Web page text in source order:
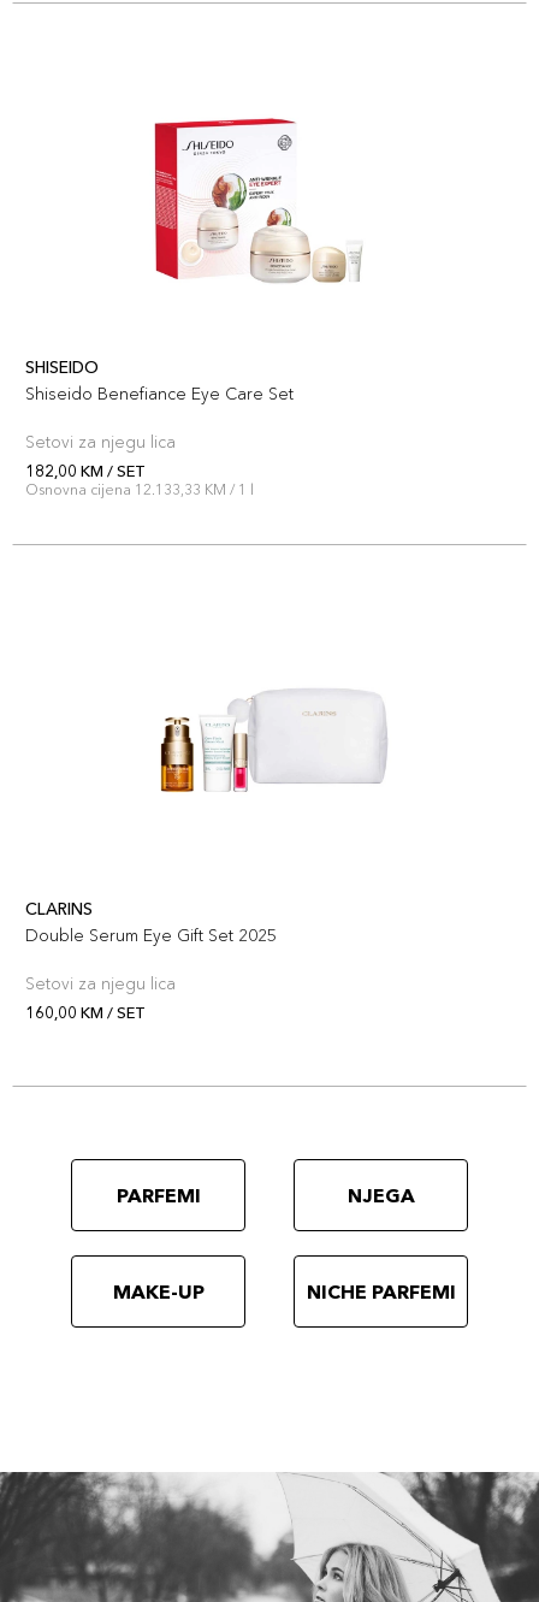
SHISEIDO
Shiseido Benefiance Eye Care Set
Setovi za njegu lica
182,00 KM / SET
Osnovna cijena 12.133,33 KM / 1 l
CLARINS
Double Serum Eye Gift Set 2025
Setovi za njegu lica
160,00 KM / SET
PARFEMI NJEGA
MAKE-UP NICHE PARFEMI